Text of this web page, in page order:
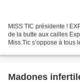
MISS TIC présidente !
de la butte aux cailles
Miss.Tic s’oppose à tous
Madones